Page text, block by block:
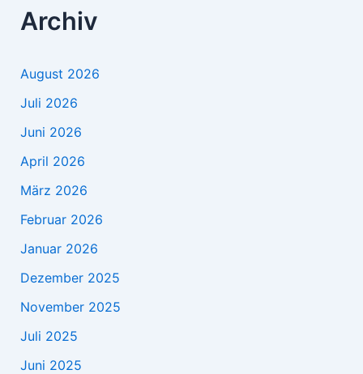
Archiv
August 2026
Juli 2026
Juni 2026
April 2026
März 2026
Februar 2026
Januar 2026
Dezember 2025
November 2025
Juli 2025
Juni 2025